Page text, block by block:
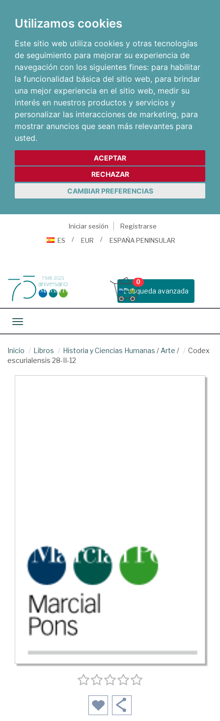
Utilizamos cookies
Este sitio web utiliza cookies y otras tecnologías
de seguimiento para mejorar su experiencia de
navegación con los siguientes fines: para habilitar
la funcionalidad básica del sitio web, para brindar
una mejor experiencia en el sitio web, medir su
interés en nuestros productos y servicios y
personalizar las interacciones de marketing, para
mostrar anuncios que sean más relevantes para
usted.
ACEPTAR
RECHAZAR
CAMBIAR PREFERENCIAS
Iniciar sesión
Registrarse
ES
EUR ESPAÑA PENINSULAR
Busqueda avanzada
0
Toggle navigation
Inicio Libros Historia y Ciencias Humanas / Arte /
Codex
escurialensis 28-II-12